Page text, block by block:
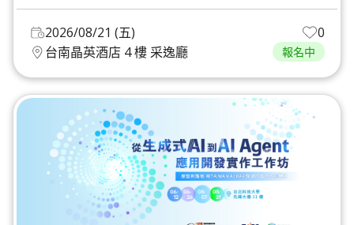
2026/08/21 (五)
0
台南晶英酒店 4 樓 采逸廳
報名中